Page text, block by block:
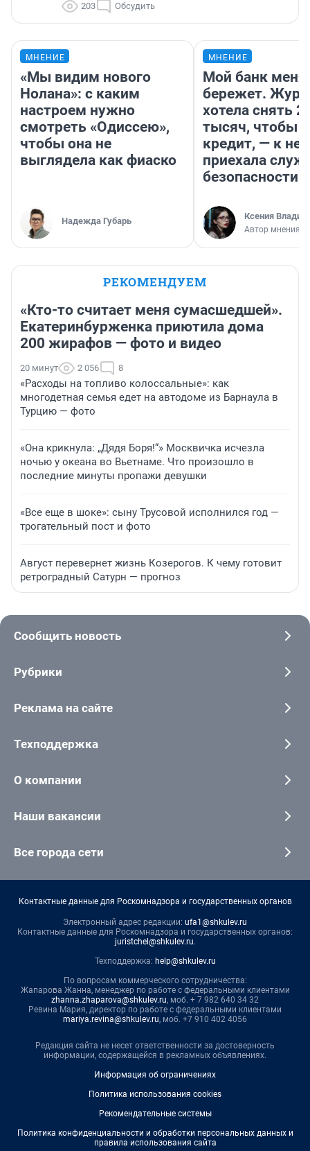
203 Обсудить
МНЕНИЕ
«Мы видим нового
Нолана»: с каким
настроем нужно
смотреть «Одиссею»,
чтобы она не
выглядела как фиаско
Надежда Губарь
МНЕНИЕ
Мой банк меня
бережет.
хотела снять
тысяч, чтобы
кредит, — к
приехала
безопасности
Ксения
Автор мнения
РЕКОМЕНДУЕМ
«Кто-то считает меня сумасшедшей».
Екатеринбурженка приютила дома
200 жирафов — фото и видео
20 минут 2 056 8
«Расходы на топливо колоссальные»: как
многодетная семья едет на автодоме из Барнаула в
Турцию — фото
«Она крикнула: „Дядя Боря!“» Москвичка исчезла
ночью у океана во Вьетнаме. Что произошло в
последние минуты пропажи девушки
«Все еще в шоке»: сыну Трусовой исполнился год —
трогательный пост и фото
Август перевернет жизнь Козерогов. К чему готовит
ретроградный Сатурн — прогноз
Сообщить новость
Рубрики
Реклама на сайте
Техподдержка
О компании
Наши вакансии
Все города сети
Контактные данные для Роскомнадзора и государственных органов
Электронный адрес редакции: ufa1@shkulev.ru
Контактные данные для Роскомнадзора и государственных органов:
juristchel@shkulev.ru.
Техподдержка: help@shkulev.ru
По вопросам коммерческого сотрудничества:
Жапарова Жанна, менеджер по работе с федеральными клиентами
zhanna.zhaparova@shkulev.ru, моб. + 7 982 640 34 32
Ревина Мария, директор по работе с федеральными клиентами
mariya.revina@shkulev.ru, моб. +7 910 402 4056
Редакция сайта не несет ответственности за достоверность
информации, содержащейся в рекламных объявлениях.
Информация об ограничениях
Политика использования cookies
Рекомендательные системы
Политика конфиденциальности и обработки персональных данных и
правила использования сайта